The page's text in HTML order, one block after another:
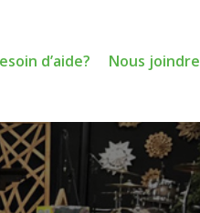
d’aide? Nous joindre